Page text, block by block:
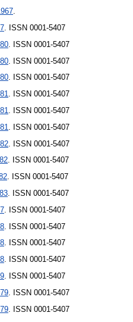
.
. ISSN 0001-5407
. ISSN 0001-5407
. ISSN 0001-5407
. ISSN 0001-5407
. ISSN 0001-5407
. ISSN 0001-5407
. ISSN 0001-5407
. ISSN 0001-5407
. ISSN 0001-5407
. ISSN 0001-5407
. ISSN 0001-5407
. ISSN 0001-5407
. ISSN 0001-5407
. ISSN 0001-5407
. ISSN 0001-5407
. ISSN 0001-5407
. ISSN 0001-5407
. ISSN 0001-5407